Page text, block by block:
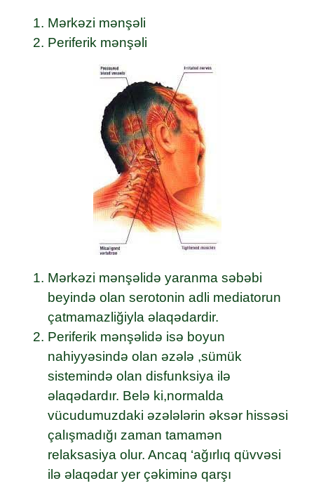
Mərkəzi mənşəli
Periferik mənşəli
Mərkəzi mənşəlidə yaranma səbəbi
beyində olan serotonin adli mediatorun
çatmamazliğiyla əlaqədardir.
Periferik mənşəlidə isə boyun
nahiyyəsində olan əzələ ,sümük
sistemində olan disfunksiya ilə
əlaqədardır. Belə ki,normalda
vücudumuzdaki əzələlərin əksər hissəsi
çalışmadığı zaman tamamən
relaksasiya olur. Ancaq ‘ağırlıq qüvvəsi
ilə əlaqədar yer çəkiminə qarşı